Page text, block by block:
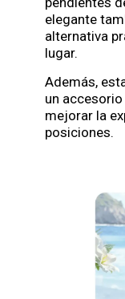
elegante
alternativa
lugar.
Además,
un
mejorar la
posiciones.